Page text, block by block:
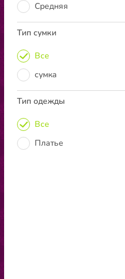
Средняя
Тип сумки
Все
сумка
Тип одежды
Все
Платье